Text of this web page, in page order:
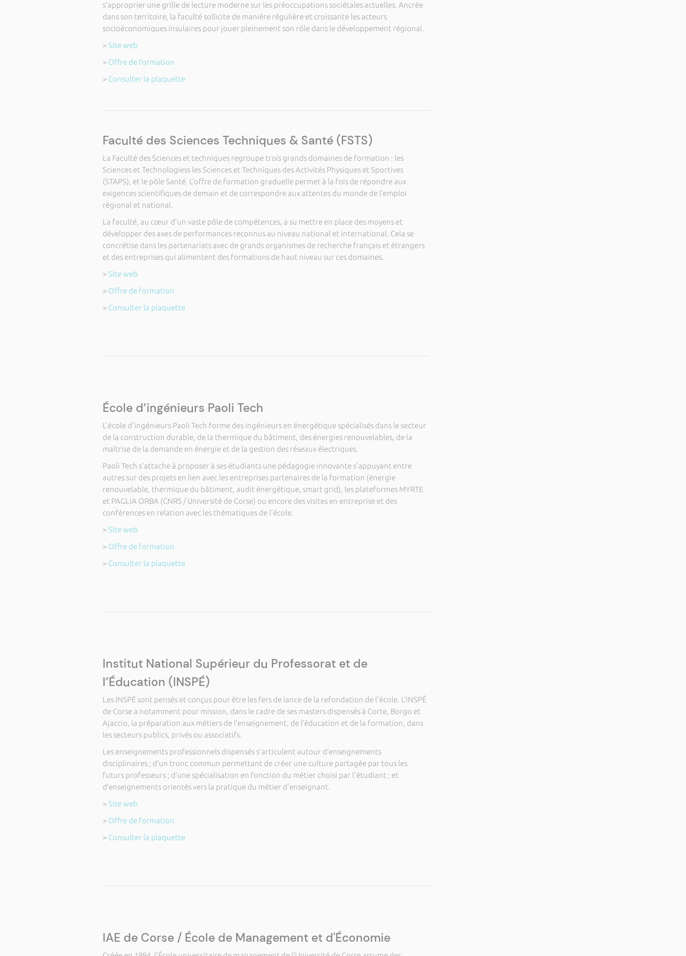
s'approprier une grille de lecture moderne sur les préoccupations sociétales actuelles. Ancrée
dans son territoire, la faculté sollicite de manière régulière et croissante les acteurs
socioéconomiques insulaires pour jouer pleinement son rôle dans le développement régional.
> Site web
> Offre de formation
> Consulter la plaquette
Faculté des Sciences Techniques & Santé (FSTS)
La Faculté des Sciences et techniques regroupe trois grands domaines de formation : les
Sciences et Technologiess les Sciences et Techniques des Activités Physiques et Sportives
(STAPS), et le pôle Santé. L’offre de formation graduelle permet à la fois de répondre aux
exigences scientifiques de demain et de correspondre aux attentes du monde de l’emploi
régional et national.
La faculté, au cœur d'un vaste pôle de compétences, a su mettre en place des moyens et
développer des axes de performances reconnus au niveau national et international. Cela se
concrétise dans les partenariats avec de grands organismes de recherche français et étrangers
et des entreprises qui alimentent des formations de haut niveau sur ces domaines.
> Site web
> Offre de formation
> Consulter la plaquette
École d’ingénieurs Paoli Tech
L'école d'ingénieurs Paoli Tech forme des ingénieurs en énergétique spécialisés dans le secteur
de la construction durable, de la thermique du bâtiment, des énergies renouvelables, de la
maîtrise de la demande en énergie et de la gestion des réseaux électriques.
Paoli Tech s'attache à proposer à ses étudiants une pédagogie innovante s'appuyant entre
autres sur des projets en lien avec les entreprises partenaires de la formation (énergie
renouvelable, thermique du bâtiment, audit énergétique, smart grid), les plateformes MYRTE
et PAGLIA ORBA (CNRS / Université de Corse) ou encore des visites en entreprise et des
conférences en relation avec les thématiques de l'école.
> Site web
> Offre de formation
> Consulter la plaquette
Institut National Supérieur du Professorat et de
l’Éducation (INSPÉ)
Les INSPÉ sont pensés et conçus pour être les fers de lance de la refondation de l'école. L’INSPÉ
de Corse a notamment pour mission, dans le cadre de ses masters dispensés à Corte, Borgo et
Ajaccio, la préparation aux métiers de l’enseignement, de l’éducation et de la formation, dans
les secteurs publics, privés ou associatifs.
Les enseignements professionnels dispensés s'articulent autour d’enseignements
disciplinaires ; d’un tronc commun permettant de créer une culture partagée par tous les
futurs professeurs ; d’une spécialisation en fonction du métier choisi par l'étudiant ; et
d’enseignements orientés vers la pratique du métier d'enseignant.
> Site web
> Offre de formation
> Consulter la plaquette
IAE de Corse / École de Management et d'Économie